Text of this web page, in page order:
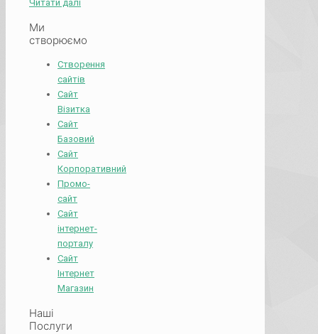
Читати далі
Ми
створюємо
Створення
сайтів
Сайт
Візитка
Сайт
Базовий
Сайт
Корпоративний
Промо-
сайт
Сайт
інтернет-
порталу
Сайт
Інтернет
Магазин
Наші
Послуги